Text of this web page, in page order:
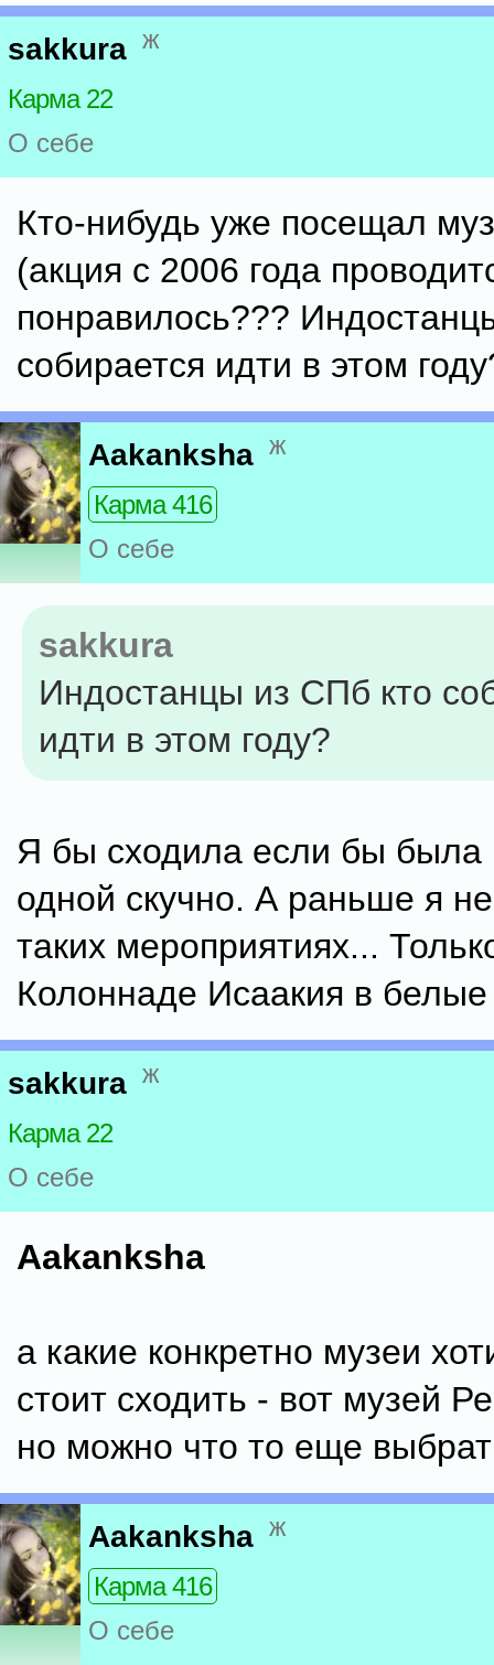
sakkura ж
Карма 22
О себе
Кто-нибудь уже посещал
(акция с 2006 года
понравилось???
собирается идти в этом
Aakanksha ж
Карма 416
О себе
sakkura
Индостанцы из СПб кто
идти в этом году?
Я бы сходила если бы была
одной скучно. А раньше я
таких мероприятиях...
Колоннаде Исаакия в
sakkura ж
Карма 22
О себе
Aakanksha
а какие конкретно музеи
стоит сходить - вот музей
но можно что то еще
Aakanksha ж
Карма 416
О себе